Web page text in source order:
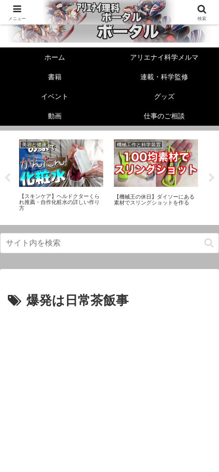
ホーム アリエナイ科学メルマ
書籍 連載・科学監修
イベント グッズ
動画 仕事のご相談
美容と健康
【スキンケア】ヘルドクターくら
れ推薦・自作化粧水の詳しい作り
方
機械工作と科学装置
【機械王の休日】ダイソーにある
素材でスリングショットを作る
爆発は日常茶飯事
メニュー 検索